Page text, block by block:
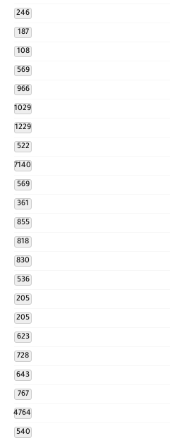
246
187
108
569
966
1029
1229
522
7140
569
361
855
818
830
536
205
205
623
728
643
767
4764
540